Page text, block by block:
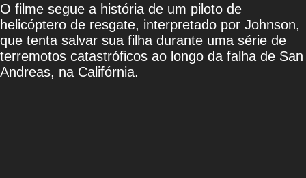
O filme segue a história de um piloto de
helicóptero de resgate, interpretado por Johnson,
que tenta salvar sua filha durante uma série de
terremotos catastróficos ao longo da falha de San
Andreas, na Califórnia.